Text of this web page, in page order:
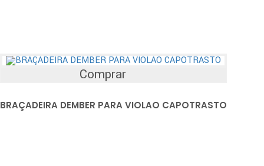
Comprar
BRAÇADEIRA DEMBER PARA VIOLAO CAPOTRASTO